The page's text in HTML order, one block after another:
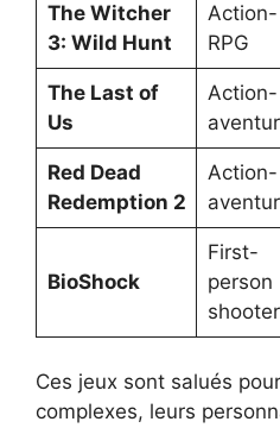
The Witcher
3: Wild Hunt
Action-
RPG
The Last of
Us
Action-
Red Dead
Redemption 2
Action-
BioShock
First-
person
shooter
Ces jeux sont salués
complexes, leurs